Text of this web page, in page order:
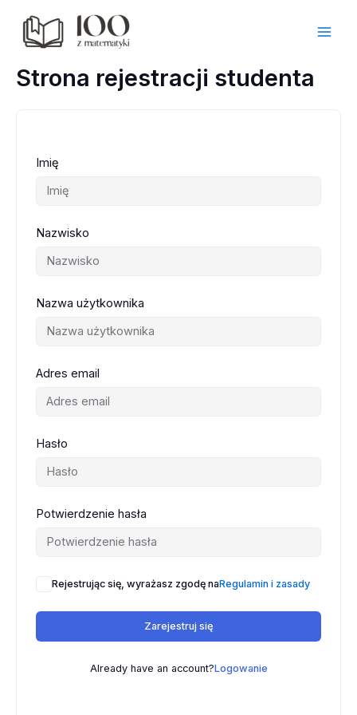
treści
Strona rejestracji studenta
Imię
Nazwisko
Nazwa użytkownika
Adres email
Hasło
Potwierdzenie hasła
Rejestrując się, wyrażasz zgodę naRegulamin i zasady
Zarejestruj się
Already have an account?Logowanie